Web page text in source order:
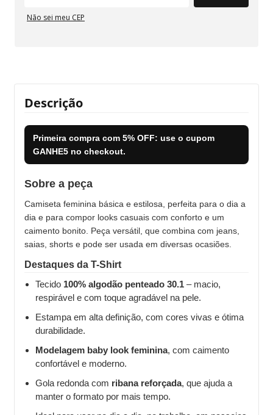
Não sei meu CEP
Descrição
Primeira compra com 5% OFF: use o cupom
GANHE5 no checkout.
Sobre a peça
Camiseta feminina básica e estilosa, perfeita para o dia a
dia e para compor looks casuais com conforto e um
caimento bonito. Peça versátil, que combina com jeans,
saias, shorts e pode ser usada em diversas ocasiões.
Destaques da T-Shirt
Tecido 100% algodão penteado 30.1 – macio,
respirável e com toque agradável na pele.
Estampa em alta definição, com cores vivas e ótima
durabilidade.
Modelagem baby look feminina, com caimento
confortável e moderno.
Gola redonda com ribana reforçada, que ajuda a
manter o formato por mais tempo.